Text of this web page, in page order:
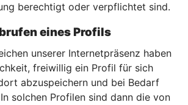
berechtigt oder verpflichtet sind.
eines Profils
unserer Internetpräsenz haben
freiwillig ein Profil für sich
abzuspeichern und bei Bedarf
solchen Profilen sind dann die von